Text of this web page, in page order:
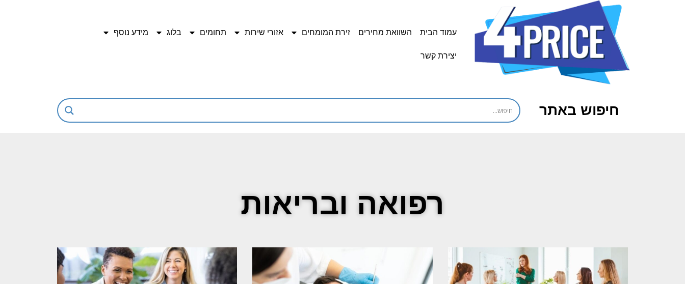
עמוד הבית השוואת מחירים זירת המומחים אזורי שירות תחומים בלוג מידע נוסף
יצירת קשר
חיפוש באתר
רפואה ובריאות